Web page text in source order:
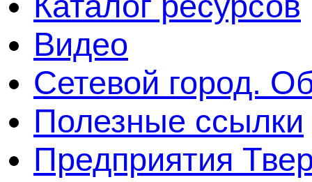
Видео
Сетевой город.
Полезные ссылки
Предприятия